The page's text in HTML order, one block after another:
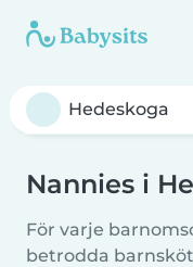
Nannies i
För varje
betrodda